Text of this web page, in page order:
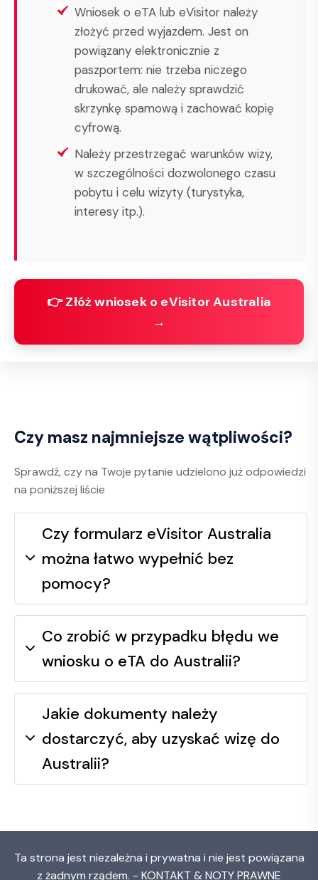
Wniosek o eTA lub eVisitor należy
złożyć przed wyjazdem. Jest on
powiązany elektronicznie z
paszportem: nie trzeba niczego
drukować, ale należy sprawdzić
skrzynkę spamową i zachować kopię
cyfrową.
Należy przestrzegać warunków wizy,
w szczególności dozwolonego czasu
pobytu i celu wizyty (turystyka,
interesy itp.).
👉 Złóż wniosek o eVisitor Australia
→
Czy masz najmniejsze wątpliwości?
Sprawdź, czy na Twoje pytanie udzielono już odpowiedzi
na poniższej liście
Czy formularz eVisitor Australia
można łatwo wypełnić bez
pomocy?
Co zrobić w przypadku błędu we
wniosku o eTA do Australii?
Jakie dokumenty należy
dostarczyć, aby uzyskać wizę do
Australii?
Ta strona jest niezależna i prywatna i nie jest powiązana
z żadnym rządem. - KONTAKT & NOTY PRAWNE